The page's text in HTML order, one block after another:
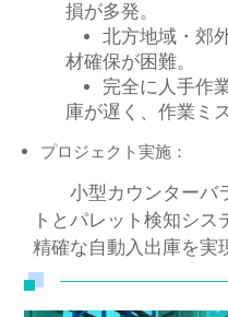
損が多発。
北方地域・郊
材確保が困難。
完全に人手作
庫が遅く、作業ミ
プロジェクト実施：
小型カウンターバ
トとパレット検知シ
精確な自動入出庫を実